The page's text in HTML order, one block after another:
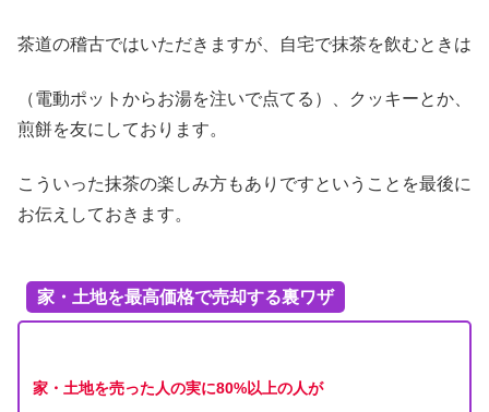
茶道の稽古ではいただきますが、自宅で抹茶を飲むときは
（電動ポットからお湯を注いで点てる）、クッキーとか、
煎餅を友にしております。
こういった抹茶の楽しみ方もありですということを最後に
お伝えしておきます。
家・土地を最高価格で売却する裏ワザ
家・土地を売った人の実に80%以上の人が